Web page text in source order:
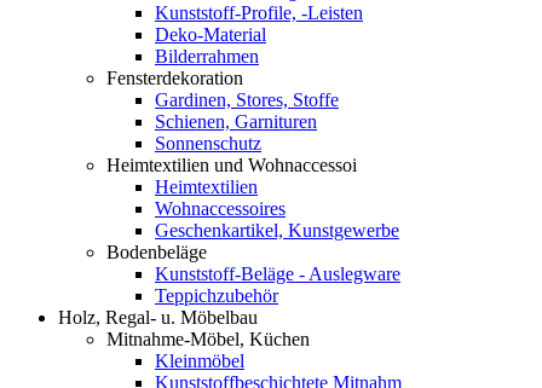
Kunststoff-Profile, -Leisten
Deko-Material
Bilderrahmen
Fensterdekoration
Gardinen, Stores, Stoffe
Schienen, Garnituren
Sonnenschutz
Heimtextilien und Wohnaccessoi
Heimtextilien
Wohnaccessoires
Geschenkartikel, Kunstgewerbe
Bodenbeläge
Kunststoff-Beläge - Auslegware
Teppichzubehör
Holz, Regal- u. Möbelbau
Mitnahme-Möbel, Küchen
Kleinmöbel
Kunststoffbeschichtete Mitnahm